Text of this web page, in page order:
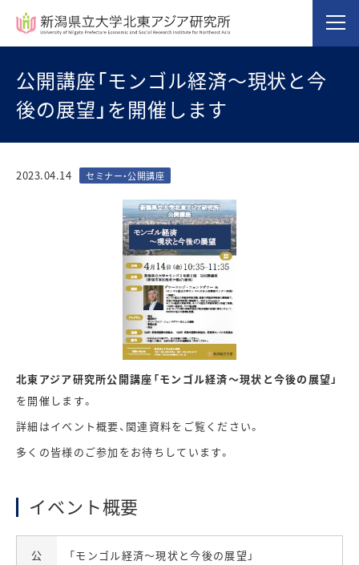
公開講座「モンゴル経済～現状と今
後の展望」を開催します
2023.04.14 セミナー・公開講座
北東アジア研究所公開講座「モンゴル経済～現状と今後の展望」
を開催します。
詳細はイベント概要、関連資料をご覧ください。
多くの皆様のご参加をお待ちしています。
イベント概要
公
「モンゴル経済～現状と今後の展望」